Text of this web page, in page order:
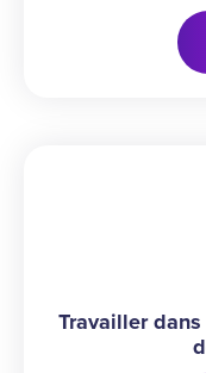
Travailler